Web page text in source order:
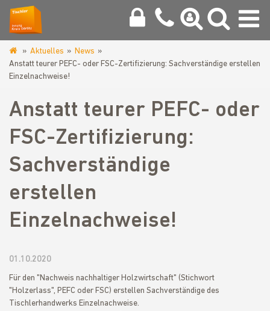
www.tischlerinnung-
goerlitz.de
Aktuelles
News
Anstatt teurer PEFC- oder FSC-Zertifizierung: Sachverständige erstellen
Einzelnachweise!
Anstatt teurer PEFC- oder
FSC-Zertifizierung:
Sachverständige
erstellen
Einzelnachweise!
01.10.2020
Für den "Nachweis nachhaltiger Holzwirtschaft" (Stichwort
"Holzerlass", PEFC oder FSC) erstellen Sachverständige des
Tischlerhandwerks Einzelnachweise.